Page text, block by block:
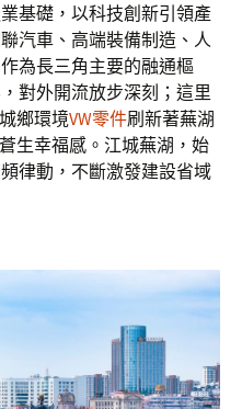
基礎，以科技創新引領產
汽車、高端裝備制造、人
為長三角主要的融通樞
對外開流放步深刻；這里
鄉環境VW零件刷新著蕪湖
生幸福感。江城蕪湖，始
律動，不斷激發建設省域